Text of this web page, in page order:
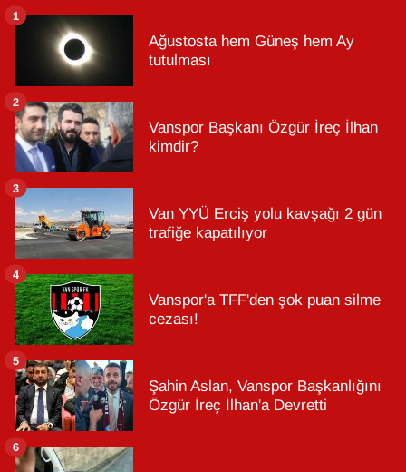
Ağustosta hem Güneş hem Ay
tutulması
1
Vanspor Başkanı Özgür İreç İlhan
kimdir?
2
Van YYÜ Erciş yolu kavşağı 2 gün
trafiğe kapatılıyor
3
Vanspor'a TFF'den şok puan silme
cezası!
4
Şahin Aslan, Vanspor Başkanlığını
Özgür İreç İlhan'a Devretti
5
6